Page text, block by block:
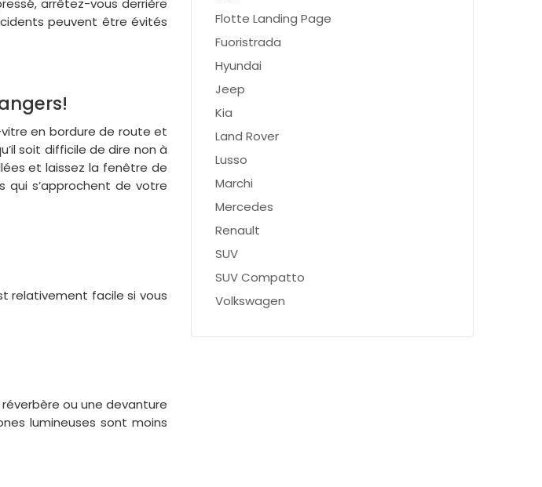
arrêtez-vous derrière
peuvent être évités
en bordure de route et
soit difficile de dire non à
et laissez la fenêtre de
s’approchent de votre
relativement facile si vous
ou une devanture
lumineuses sont moins
Flotte Landing Page
Fuoristrada
Hyundai
Jeep
Kia
Land Rover
Lusso
Marchi
Mercedes
Renault
SUV
SUV Compatto
Volkswagen